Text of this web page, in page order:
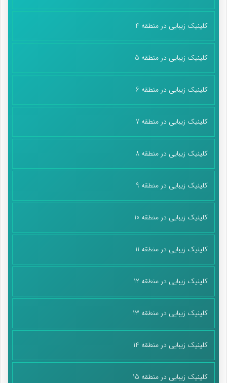
کلینیک زیبایی در منطقه 4
کلینیک زیبایی در منطقه 5
کلینیک زیبایی در منطقه 6
کلینیک زیبایی در منطقه 7
کلینیک زیبایی در منطقه 8
کلینیک زیبایی در منطقه 9
کلینیک زیبایی در منطقه 10
کلینیک زیبایی در منطقه 11
کلینیک زیبایی در منطقه 12
کلینیک زیبایی در منطقه 13
کلینیک زیبایی در منطقه 14
کلینیک زیبایی در منطقه 15